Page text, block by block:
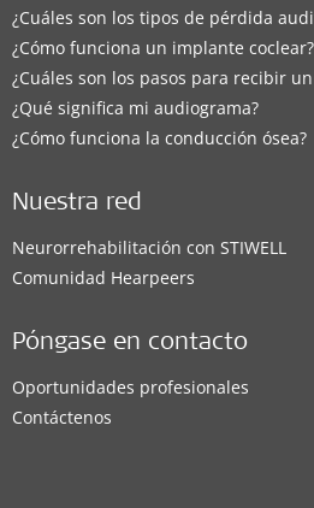
¿Cuáles son los tipos de pérdida
¿Cómo funciona un implante coclear?
¿Cuáles son los pasos para recibir
¿Qué significa mi audiograma?
¿Cómo funciona la conducción ósea?
Nuestra red
Neurorrehabilitación con STIWELL
Comunidad Hearpeers
Póngase en contacto
Oportunidades profesionales
Contáctenos